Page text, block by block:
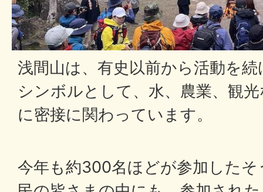
浅間山は、有史以前から活動を
シンボルとして、水、農業、観
に密接に関わっています。
今年も約300名ほどが参加した